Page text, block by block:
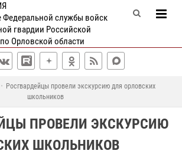
Федеральной службы войск
гвардии Российской
Орловской области
Росгвардейцы провели экскурсию для орловских
школьников
ПРОВЕЛИ ЭКСКУРСИЮ
ШКОЛЬНИКОВ